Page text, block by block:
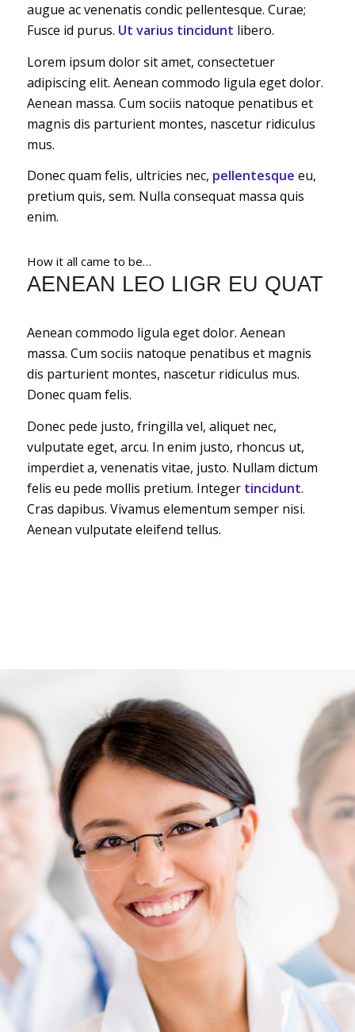
augue ac venenatis condic pellentesque. Curae;
Fusce id purus. Ut varius tincidunt libero.
Lorem ipsum dolor sit amet, consectetuer
adipiscing elit. Aenean commodo ligula eget dolor.
Aenean massa. Cum sociis natoque penatibus et
magnis dis parturient montes, nascetur ridiculus
mus.
Donec quam felis, ultricies nec, pellentesque eu,
pretium quis, sem. Nulla consequat massa quis
enim.
How it all came to be…
AENEAN LEO LIGR EU QUAT
Aenean commodo ligula eget dolor. Aenean
massa. Cum sociis natoque penatibus et magnis
dis parturient montes, nascetur ridiculus mus.
Donec quam felis.
Donec pede justo, fringilla vel, aliquet nec,
vulputate eget, arcu. In enim justo, rhoncus ut,
imperdiet a, venenatis vitae, justo. Nullam dictum
felis eu pede mollis pretium. Integer tincidunt.
Cras dapibus. Vivamus elementum semper nisi.
Aenean vulputate eleifend tellus.